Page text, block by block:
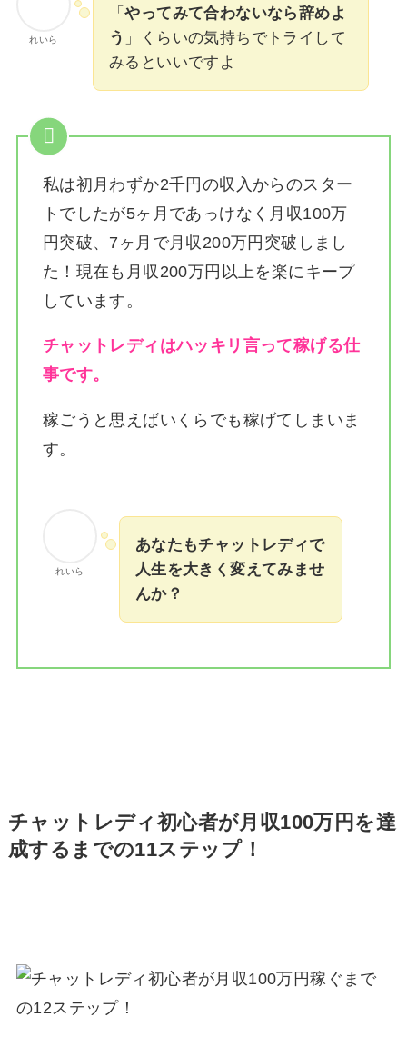
れいら
「やってみて合わないなら辞めよ
う 」くらいの気持ちでトライして
みるといいですよ
私は初月わずか2千円の収入からのスター
トでしたが5ヶ月であっけなく月収100万
円突破、7ヶ月で月収200万円突破しまし
た！ 現在も月収200万円以上を楽にキープ
しています。
チャットレディはハッキリ言って稼げる仕
事です。
稼ごうと思えばいくらでも稼げてしまいま
す。
れいら
あなたもチャットレディで
人生を大きく変えてみませ
んか？
チャットレディ初心者が月収100万円を達
成するまでの11ステップ！